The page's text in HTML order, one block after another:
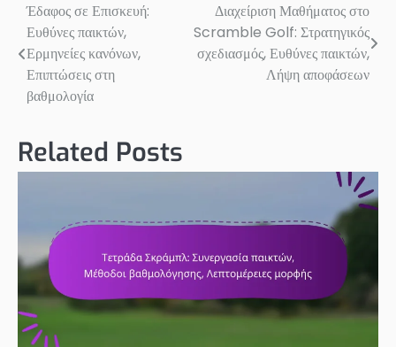
Post
navigation
Έδαφος σε Επισκευή:
Ευθύνες παικτών,
Ερμηνείες κανόνων,
Επιπτώσεις στη
βαθμολογία
Διαχείριση Μαθήματος στο
Scramble Golf: Στρατηγικός
σχεδιασμός, Ευθύνες παικτών,
Λήψη αποφάσεων
Related Posts